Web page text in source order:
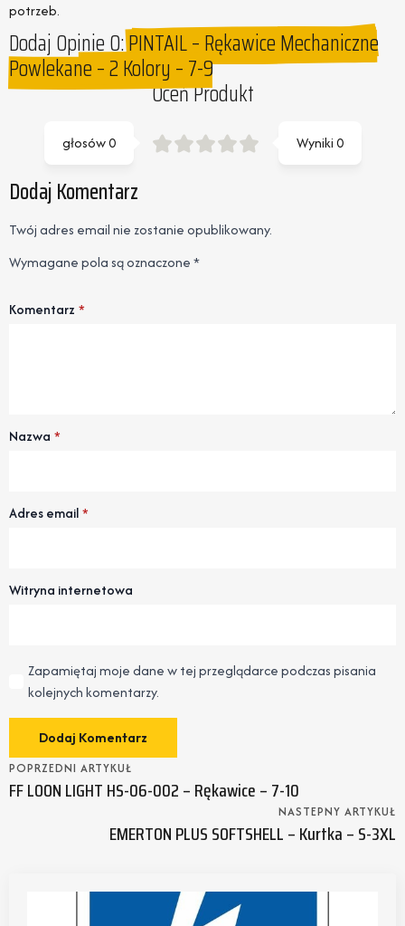
potrzeb.
Dodaj Opinie O:PINTAIL – Rękawice Mechaniczne
Powlekane – 2 Kolory – 7-9
Oceń Produkt
Wyniki0
głosów0
Dodaj Komentarz
Twój adres email nie zostanie opublikowany.
Wymagane pola są oznaczone*
Komentarz *
Nazwa *
Adres email*
Witryna internetowa
Zapamiętaj moje dane w tej przeglądarce podczas pisania
kolejnych komentarzy.
POPRZEDNI ARTYKUŁ
FF LOON LIGHT HS-06-002 – Rękawice – 7-10
NASTEPNY ARTYKUŁ
EMERTON PLUS SOFTSHELL – Kurtka – S-3XL